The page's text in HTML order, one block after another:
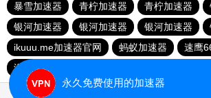
暴雪加速器
青柠加速器 青柠加速器
银河加速器
银河加速器 银河加速器
ikuuu.me加速器官网
蚂蚁加速器
速鹰
海外梯子官网
永久免费使用的加速器